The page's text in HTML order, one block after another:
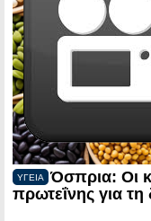
ΥΓΕΙΑ
Όσπρια: Οι
πρωτεΐνης για